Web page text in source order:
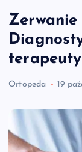
Zerwanie
Ortopeda 19